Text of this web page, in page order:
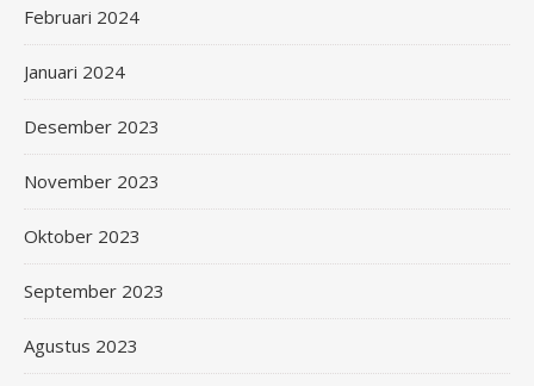
Februari 2024
Januari 2024
Desember 2023
November 2023
Oktober 2023
September 2023
Agustus 2023